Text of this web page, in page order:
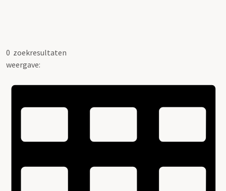
0 zoekresultaten
weergave: